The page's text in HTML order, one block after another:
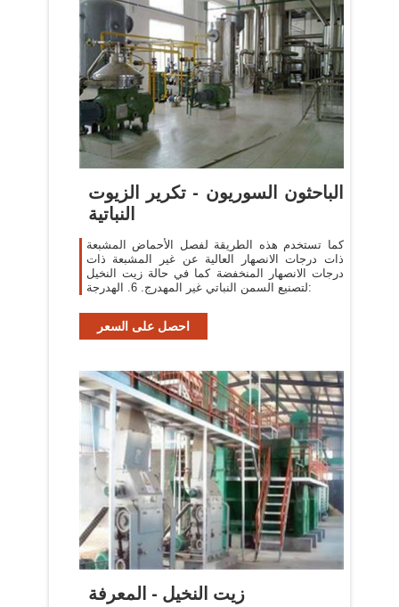
الباحثون السوريون - تكرير الزيوت
النباتية
كما تستخدم هذه الطريقة لفصل الأحماض المشبعة
ذات درجات الانصهار العالية عن غير المشبعة ذات
درجات الانصهار المنخفضة كما في حالة زيت النخيل
لتصنيع السمن النباتي غير المهدرج. 6. الهدرجة:
احصل على السعر
زيت النخيل - المعرفة